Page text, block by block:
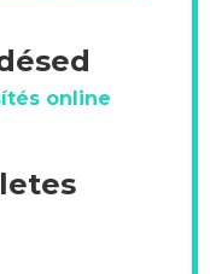
online